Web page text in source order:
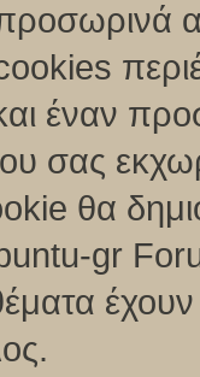
έναν
σας
θα
gr